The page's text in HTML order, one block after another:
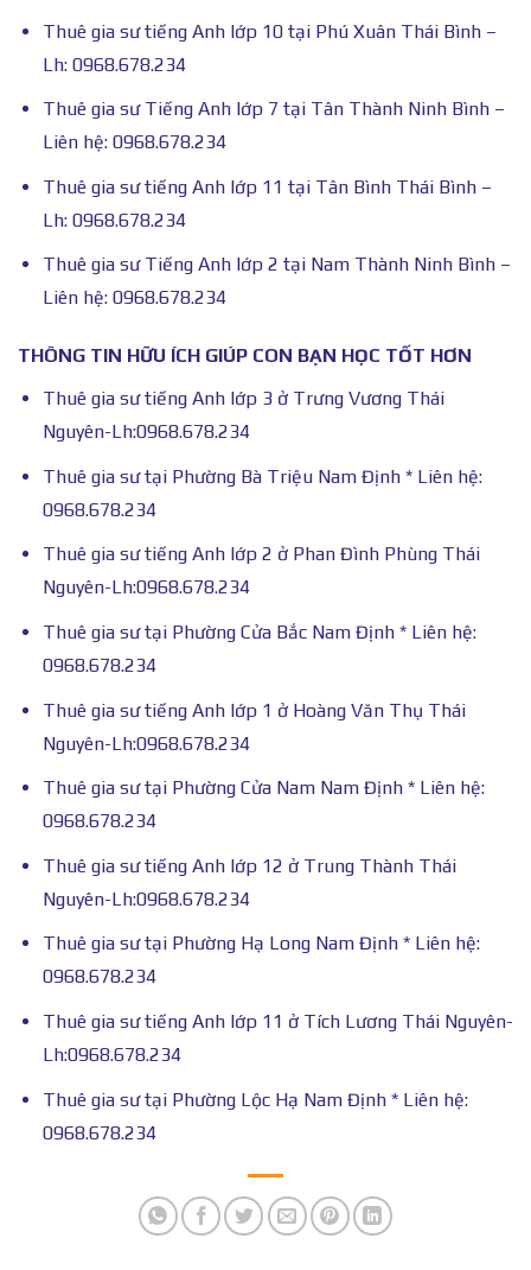
Thuê gia sư tiếng Anh lớp 10 tại Phú Xuân Thái Bình –
Lh: 0968.678.234
Thuê gia sư Tiếng Anh lớp 7 tại Tân Thành Ninh Bình –
Liên hệ: 0968.678.234
Thuê gia sư tiếng Anh lớp 11 tại Tân Bình Thái Bình –
Lh: 0968.678.234
Thuê gia sư Tiếng Anh lớp 2 tại Nam Thành Ninh Bình –
Liên hệ: 0968.678.234
THÔNG TIN HỮU ÍCH GIÚP CON BẠN HỌC TỐT HƠN
Thuê gia sư tiếng Anh lớp 3 ở Trưng Vương Thái
Nguyên-Lh:0968.678.234
Thuê gia sư tại Phường Bà Triệu Nam Định * Liên hệ:
0968.678.234
Thuê gia sư tiếng Anh lớp 2 ở Phan Đình Phùng Thái
Nguyên-Lh:0968.678.234
Thuê gia sư tại Phường Cửa Bắc Nam Định * Liên hệ:
0968.678.234
Thuê gia sư tiếng Anh lớp 1 ở Hoàng Văn Thụ Thái
Nguyên-Lh:0968.678.234
Thuê gia sư tại Phường Cửa Nam Nam Định * Liên hệ:
0968.678.234
Thuê gia sư tiếng Anh lớp 12 ở Trung Thành Thái
Nguyên-Lh:0968.678.234
Thuê gia sư tại Phường Hạ Long Nam Định * Liên hệ:
0968.678.234
Thuê gia sư tiếng Anh lớp 11 ở Tích Lương Thái Nguyên-
Lh:0968.678.234
Thuê gia sư tại Phường Lộc Hạ Nam Định * Liên hệ:
0968.678.234